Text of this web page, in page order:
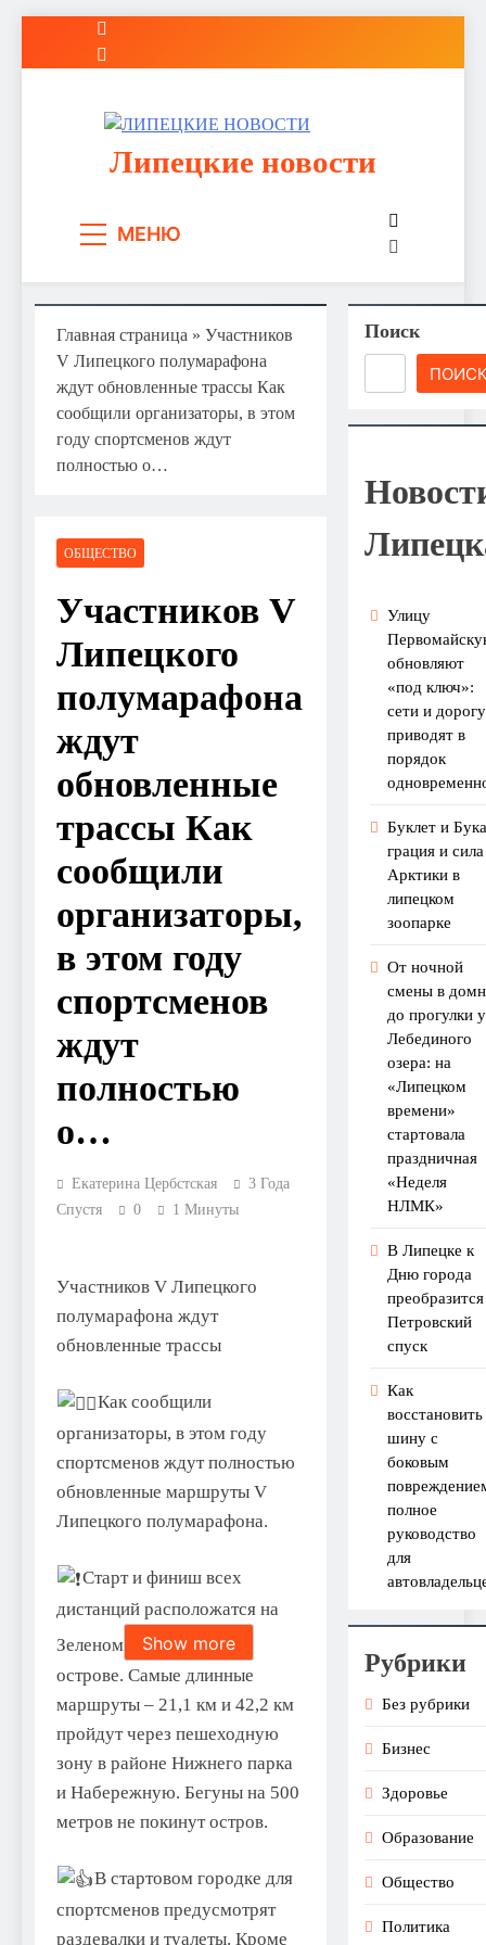
Липецкие новости
МЕНЮ
Главная страница » Участников
V Липецкого полумарафона
ждут обновленные трассы Как
сообщили организаторы, в этом
году спортсменов ждут
полностью о…
ОБЩЕСТВО
Участников V
Липецкого
полумарафона
ждут
обновленные
трассы Как
сообщили
организаторы,
в этом году
спортсменов
ждут
полностью
о…
Екатерина Цербстская
3 Года
Спустя
0 1 Минуты
Участников V Липецкого
полумарафона ждут
обновленные трассы
Как сообщили
организаторы, в этом году
спортсменов ждут полностью
обновленные маршруты V
Липецкого полумарафона.
Старт и финиш всех
дистанций расположатся на
Зеленом
Show more
острове. Самые длинные
маршруты – 21,1 км и 42,2 км
пройдут через пешеходную
зону в районе Нижнего парка
и Набережную. Бегуны на 500
метров не покинут остров.
В стартовом городке для
спортсменов предусмотрят
раздевалки и туалеты. Кроме
Поиск
Улицу
обновляют
«под ключ»:
сети и дорогу
приводят в
порядок
Буклет и
грация и сила
Арктики в
липецком
зоопарке
От ночной
смены в
до прогулки у
Лебединого
озера: на
«Липецком
времени»
стартовала
праздничная
«Неделя
НЛМК»
В Липецке к
Дню города
преобразится
Петровский
спуск
Как
восстановить
шину с
боковым
полное
руководство
для
Рубрики
Без рубрики
Бизнес
Здоровье
Образование
Общество
Политика